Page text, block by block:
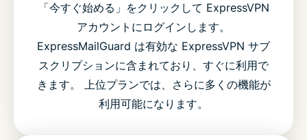
「今すぐ始める」をクリックして ExpressVPN
アカウントにログインします。
ExpressMailGuard は有効な ExpressVPN サブ
スクリプションに含まれており、すぐに利用で
きます。 上位プランでは、さらに多くの機能が
利用可能になります。